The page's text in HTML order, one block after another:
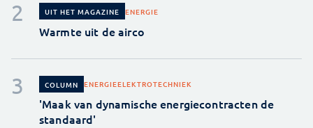
UIT HET MAGAZINE ENERGIE
Warmte uit de airco
COLUMN ENERGIEELEKTROTECHNIEK
'Maak van dynamische energiecontracten de
standaard'